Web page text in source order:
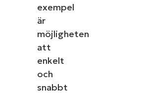
exempel
är
möjligheten
att
enkelt
och
snabbt